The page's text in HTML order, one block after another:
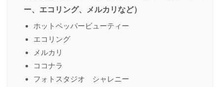
ー、エコリング、メルカリなど）
ホットペッパービューティー
エコリング
メルカリ
ココナラ
フォトスタジオ シャレニー